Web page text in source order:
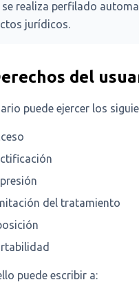
se realiza perfilado
jurídicos.
del
puede ejercer los
del tratamiento
puede escribir a: